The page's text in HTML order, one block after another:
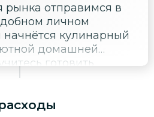
отправимся в
личном
начнётся кулинарный
домашней
готовить
плов, который по
от узбекского плова.